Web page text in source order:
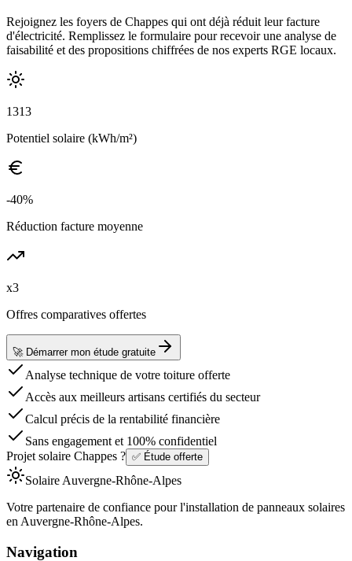
Rejoignez les foyers de Chappes qui ont déjà réduit leur facture
d'électricité. Remplissez le formulaire pour recevoir une analyse de
faisabilité et des propositions chiffrées de nos experts RGE locaux.
1313
Potentiel solaire (kWh/m²)
-40%
Réduction facture moyenne
x3
Offres comparatives offertes
🚀 Démarrer mon étude gratuite
Analyse technique de votre toiture offerte
Accès aux meilleurs artisans certifiés du secteur
Calcul précis de la rentabilité financière
Sans engagement et 100% confidentiel
Projet solaire Chappes ? ✅ Étude offerte
Solaire Auvergne-Rhône-Alpes
Votre partenaire de confiance pour l'installation de panneaux solaires
en Auvergne-Rhône-Alpes.
Navigation